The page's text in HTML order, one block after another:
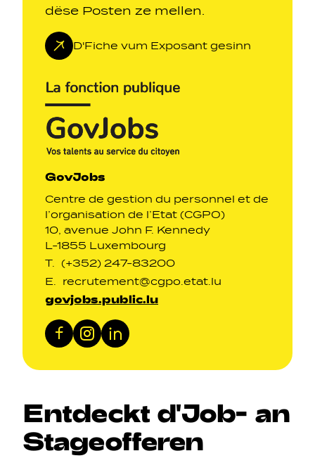
dëse Posten ze mellen.
D'Fiche vum Exposant gesinn
GovJobs
Centre de gestion du personnel et de
l’organisation de l’Etat (CGPO)
10, avenue John F. Kennedy
L-1855 Luxembourg
T.
(+352) 247-83200
E.
recrutement@cgpo.etat.lu
govjobs.public.lu
Facebook
Instagram
LinkedIn
Entdeckt d'Job- an
Stageofferen